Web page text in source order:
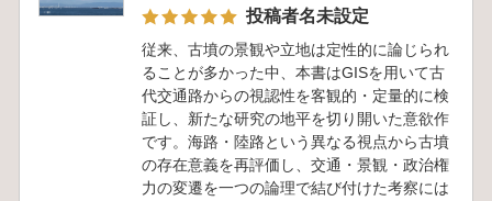
投稿者名未設定
従来、古墳の景観や立地は定性的に論じられ
ることが多かった中、本書はGISを用いて古
代交通路からの視認性を客観的・定量的に検
証し、新たな研究の地平を切り開いた意欲作
です。海路・陸路という異なる視点から古墳
の存在意義を再評価し、交通・景観・政治権
力の変遷を一つの論理で結び付けた考察には